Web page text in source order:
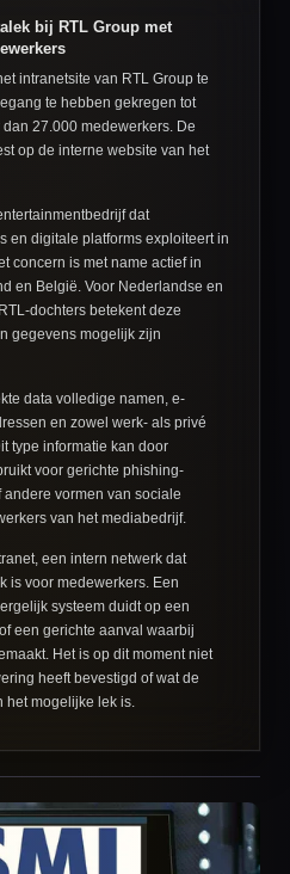
bij RTL Group met
intranetsite van RTL Group te
te hebben gekregen tot
27.000 medewerkers. De
op de interne website van het
dat
en digitale platforms exploiteert in
concern is met name actief in
en België. Voor Nederlandse en
dochters betekent deze
gegevens mogelijk zijn
data volledige namen, e-
en zowel werk- als privé
type informatie kan door
voor gerichte phishing-
vormen van sociale
van het mediabedrijf.
een intern netwerk dat
is voor medewerkers. Een
systeem duidt op een
een gerichte aanval waarbij
Het is op dit moment niet
heeft bevestigd of wat de
het mogelijke lek is.